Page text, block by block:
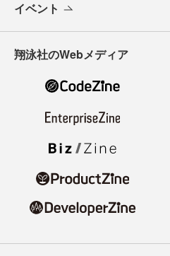
イベント
翔泳社のWebメディア